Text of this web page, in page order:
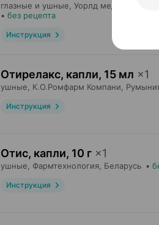
глазные и ушные, Уорлд медицин
• без рецепта
Инструкция
Отирелакс, капли, 15 мл ×1
ушные, К.О.Ромфарм Компани ,
Инструкция
Отис, капли, 10 г ×1
ушные, Фармтехнология , Беларусь •
Инструкция